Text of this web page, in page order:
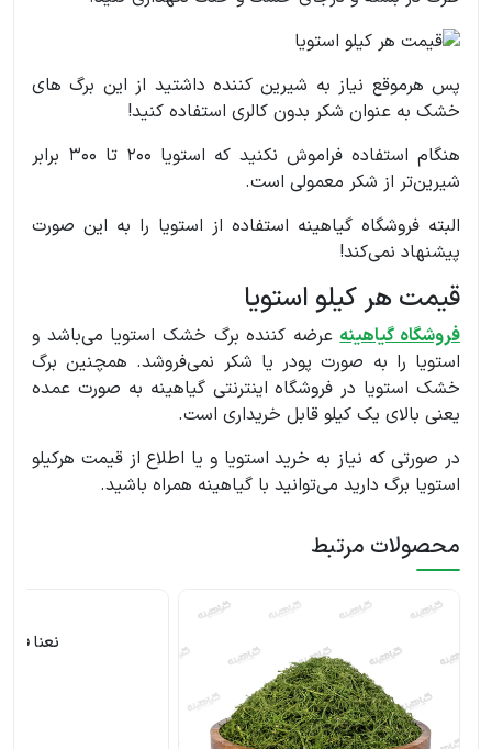
پس هرموقع نیاز به شیرین کننده داشتید از این برگ های
خشک به عنوان شکر بدون کالری استفاده کنید!
هنگام استفاده فراموش نکنید که استویا 200 تا 300 برابر
شیرین‌تر از شکر معمولی است.
البته فروشگاه گیاهینه استفاده از استویا را به این صورت
پیشنهاد نمی‌کند!
قیمت هر کیلو استویا
فروشگاه گیاهینهعرضه کننده برگ خشک استویا می‌باشد و
استویا را به صورت پودر یا شکر نمی‌فروشد. همچنین برگ
خشک استویا در فروشگاه اینترنتی گیاهینه به صورت عمده
یعنی بالای یک کیلو قابل خریداری است.
در صورتی که نیاز به خرید استویا و یا اطلاع از قیمت هرکیلو
استویا برگ دارید می‌توانید با گیاهینه همراه باشید.
محصولات مرتبط
نعنا